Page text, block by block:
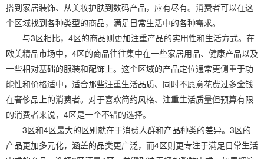
搭到家居装饰、从美妆护肤到数码产品，应有尽有。消费者可以在这
个区域找到各种类型的商品，满足日常生活中的各种需求。
与3区相比，4区的商品则更加注重产品的实用性和生活方式。在
欧美精品市场中，4区的商品往往集中在一些家居用品、健康产品以及
一些相对基础的服装和配饰上。这个区域的产品定位通常更侧重于功
能性和价格适中，适合那些注重生活品质、同时不愿意花费过多金钱
在奢侈品上的消费者。对于喜欢简约风格、注重生活质量但预算有限
的消费者来说，4区是一个不错的选择。
3区和4区最大的区别就在于消费人群和产品种类的差异。3区的
产品更加多元化，涵盖的品类更广泛，而4区则更专注于满足日常生活